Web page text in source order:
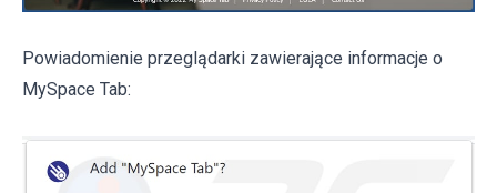
Powiadomienie przeglądarki zawierające informacje o
MySpace Tab: